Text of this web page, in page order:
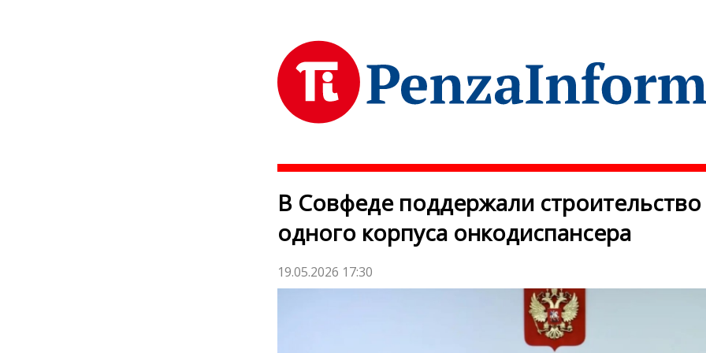
В Совфеде поддержали
одного корпуса онкодиспансера
19.05.2026 17:30